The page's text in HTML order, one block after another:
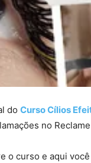
do Curso Cílios
no
o curso e aqui